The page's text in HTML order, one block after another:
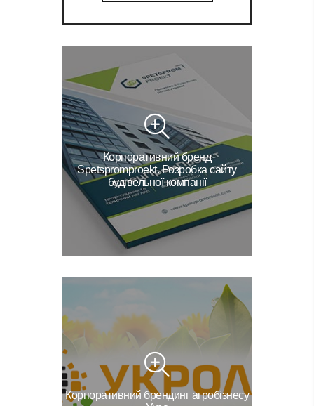
Корпоративний бренд
Spetspromproekt. Розробка сайту
будівельної компанії
Корпоративний брендинг агробізнесу